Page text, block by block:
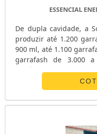
ESSENCIAL
De dupla cavidade, a
produzir até 1.200
900 ml, até 1.100
garrafash de 3.000 a
matéria-prima na
alimentador rotativo de
com resistências